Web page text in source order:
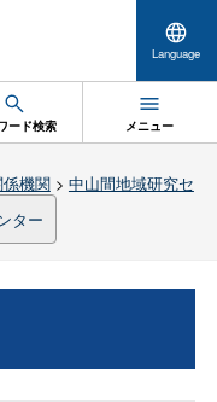
Language
ード検索 メニュー
機関> 中山間地域研究セ
ター